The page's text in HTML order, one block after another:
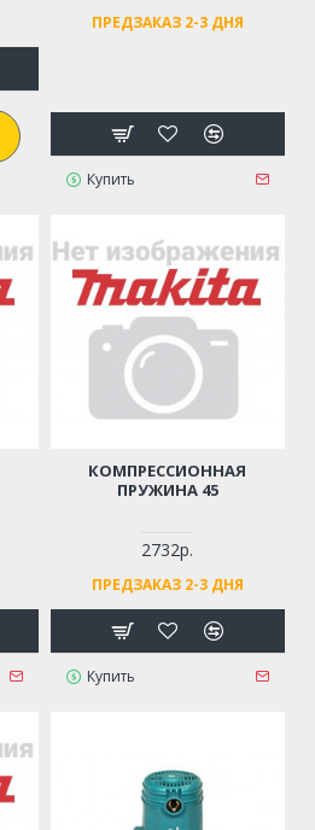
ПРЕДЗАКАЗ 2-3 ДНЯ
Купить
КОМПРЕССИОННАЯ
ПРУЖИНА 45
2732р.
ПРЕДЗАКАЗ 2-3 ДНЯ
Купить